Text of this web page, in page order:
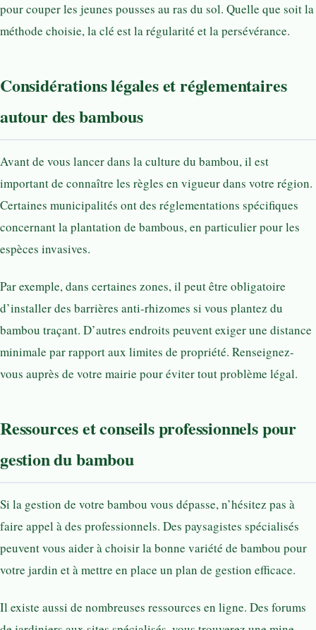
pour couper les jeunes pousses au ras du sol. Quelle que soit la
méthode choisie, la clé est la régularité et la persévérance.
Considérations légales et réglementaires
autour des bambous
Avant de vous lancer dans la culture du bambou, il est
important de connaître les règles en vigueur dans votre région.
Certaines municipalités ont des réglementations spécifiques
concernant la plantation de bambous, en particulier pour les
espèces invasives.
Par exemple, dans certaines zones, il peut être obligatoire
d’installer des barrières anti-rhizomes si vous plantez du
bambou traçant. D’autres endroits peuvent exiger une distance
minimale par rapport aux limites de propriété. Renseignez-
vous auprès de votre mairie pour éviter tout problème légal.
Ressources et conseils professionnels pour
gestion du bambou
Si la gestion de votre bambou vous dépasse, n’hésitez pas à
faire appel à des professionnels. Des paysagistes spécialisés
peuvent vous aider à choisir la bonne variété de bambou pour
votre jardin et à mettre en place un plan de gestion efficace.
Il existe aussi de nombreuses ressources en ligne. Des forums